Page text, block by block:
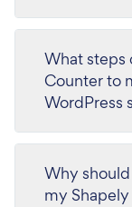
What steps
Counter to
WordPress
Why
my